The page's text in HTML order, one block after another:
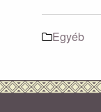
Egyéb